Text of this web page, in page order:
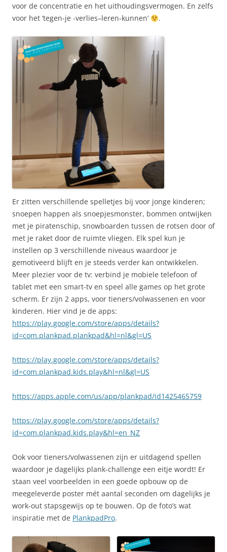
voor de concentratie en het uithoudingsvermogen. En zelfs
voor het ’tegen-je -verlies–leren-kunnen’
.
Er zitten verschillende spelletjes bij voor jonge kinderen;
snoepen happen als snoepjesmonster, bommen ontwijken
met je piratenschip, snowboarden tussen de rotsen door of
met je raket door de ruimte vliegen. Elk spel kun je
instellen op 3 verschillende niveaus waardoor je
gemotiveerd blijft en je steeds verder kan ontwikkelen.
Meer plezier voor de tv: verbind je mobiele telefoon of
tablet met een smart-tv en speel alle games op het grote
scherm. Er zijn 2 apps, voor tieners/volwassenen en voor
kinderen. Hier vind je de apps:
https://play.google.com/store/apps/details?
id=com.plankpad.plankpad&hl=nl&gl=US
https://play.google.com/store/apps/details?
id=com.plankpad.kids.play&hl=nl&gl=US
https://apps.apple.com/us/app/plankpad/id1425465759
https://play.google.com/store/apps/details?
id=com.plankpad.kids.play&hl=en_NZ
Ook voor tieners/volwassenen zijn er uitdagend spellen
waardoor je dagelijks plank-challenge een eitje wordt! Er
staan veel voorbeelden in een goede opbouw op de
meegeleverde poster mét aantal seconden om dagelijks je
work-out stapsgewijs op te bouwen. Op de foto’s wat
inspiratie met de PlankpadPro.